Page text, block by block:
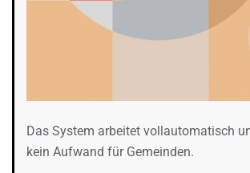
Das System arbeitet vollautomatisch
kein Aufwand für Gemeinden.